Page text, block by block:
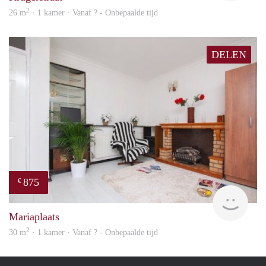
26 m2 · 1 kamer · Vanaf ? - Onbepaalde tijd
DELEN
€ 875
Mariaplaats
30 m2 · 1 kamer · Vanaf ? - Onbepaalde tijd